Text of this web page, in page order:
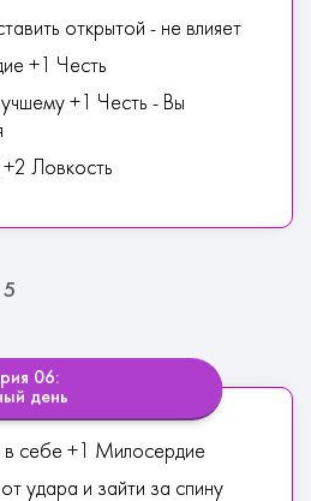
открытой - не влияет
+1 Честь
+1 Честь - Вы
Ловкость
06:
день
в себе +1 Милосердие
удара и зайти за спину